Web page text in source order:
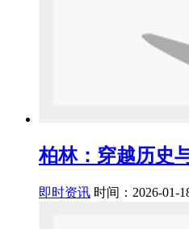
柏林：穿越历史
即时资讯 时间：2026-01-